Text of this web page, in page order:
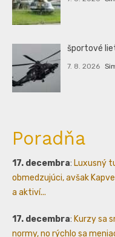
športové
7. 8. 2026
Poradňa
17. decembra: Luxusný
obmedzujúci, avšak
a aktiví...
17. decembra: Kurzy sa
normy, no rýchlo sa